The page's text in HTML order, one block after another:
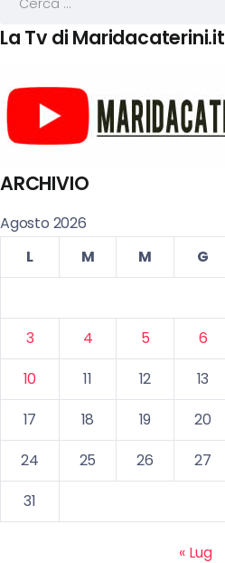
La Tv di Maridacaterini.it
ARCHIVIO
Agosto 2026
L
M M G
3
4 5 6
10
11 12 13
17
18 19 20
24
25 26 27
31
« Lug